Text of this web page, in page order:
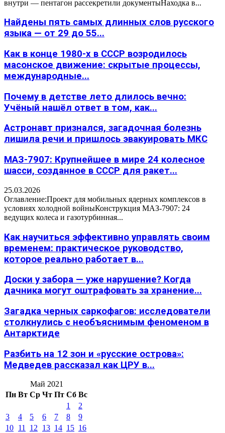
внутри — пентагон рассекретили документыНаходка в...
Найдены пять самых длинных слов русского
языка — от 29 до 55...
Как в конце 1980-х в СССР возродилось
масонское движение: скрытые процессы,
международные...
Почему в детстве лето длилось вечно:
Учёный нашёл ответ в том, как...
Астронавт признался, загадочная болезнь
лишила речи и пришлось эвакуировать МКС
МАЗ-7907: Крупнейшее в мире 24 колесное
шасси, созданное в СССР для ракет...
25.03.2026
Оглавление:Проект для мобильных ядерных комплексов в
условиях холодной войныКонструкция МАЗ-7907: 24
ведущих колеса и газотурбинная...
Как научиться эффективно управлять своим
временем: практическое руководство,
которое реально работает в...
Доски у забора — уже нарушение? Когда
дачника могут оштрафовать за хранение...
Загадка черных саркофагов: исследователи
столкнулись с необъяснимым феноменом в
Антарктиде
Разбить на 12 зон и «русские острова»:
Медведев рассказал как ЦРУ в...
Май 2021
Пн Вт Ср Чт Пт Сб Вс
1
2
3
4 5 6 7 8
9
10 11 12 13 14 15 16